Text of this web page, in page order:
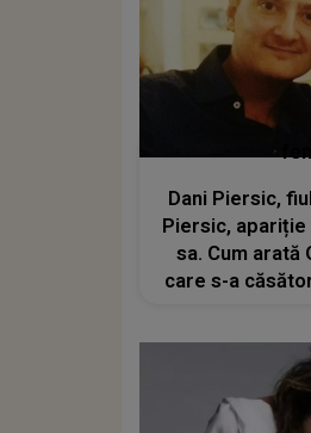
Dani Piersic,
Piersic,
sa. Cum arată
care s-a